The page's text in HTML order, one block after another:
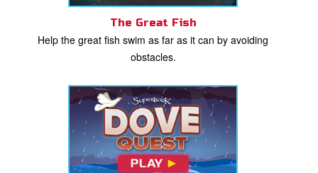
The Great Fish
Help the great fish swim as far as it can by avoiding
obstacles.